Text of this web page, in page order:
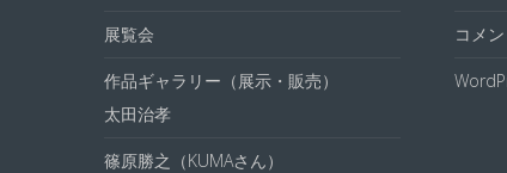
展覧会
作品ギャラリー（展示・販売）
太田治孝
篠原勝之（KUMAさん）
コメ